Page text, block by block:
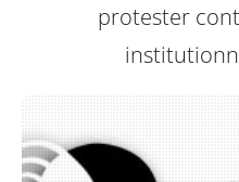
protester